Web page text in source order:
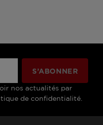
nos actualités par
de confidentialité.